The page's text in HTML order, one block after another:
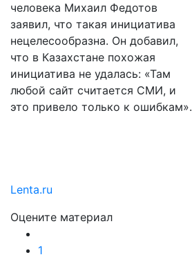
человека Михаил Федотов
заявил, что такая инициатива
нецелесообразна. Он добавил,
что в Казахстане похожая
инициатива не удалась: «Там
любой сайт считается СМИ, и
это привело только к ошибкам».
Lenta.ru
Оцените материал
1